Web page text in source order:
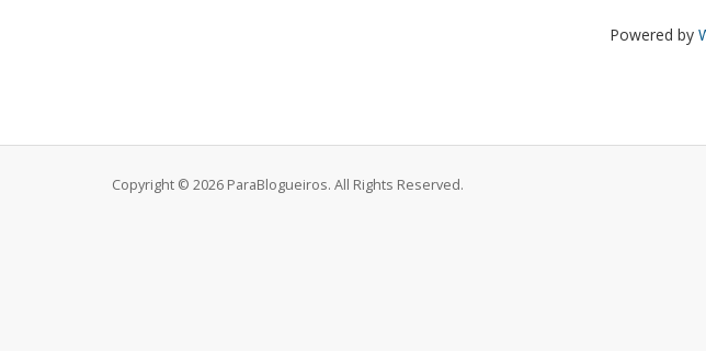
Powered by
Copyright © 2026 ParaBlogueiros. All Rights Reserved.